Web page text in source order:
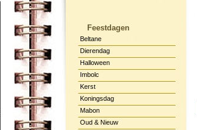
Feestdagen
Beltane
Dierendag
Halloween
Imbolc
Kerst
Koningsdag
Mabon
Oud & Nieuw